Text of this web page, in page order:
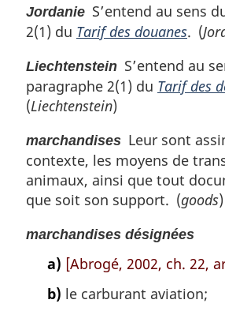
Jordanie S’entend au sens
2(1) du Tarif des douanes. (
Liechtenstein S’entend au
paragraphe 2(1) du Tarif des
(Liechtenstein)
marchandises Leur sont
contexte, les moyens de
animaux, ainsi que tout
que soit son support. (goods)
marchandises désignées
a) [Abrogé, 2002, ch. 22,
b) le carburant aviation;